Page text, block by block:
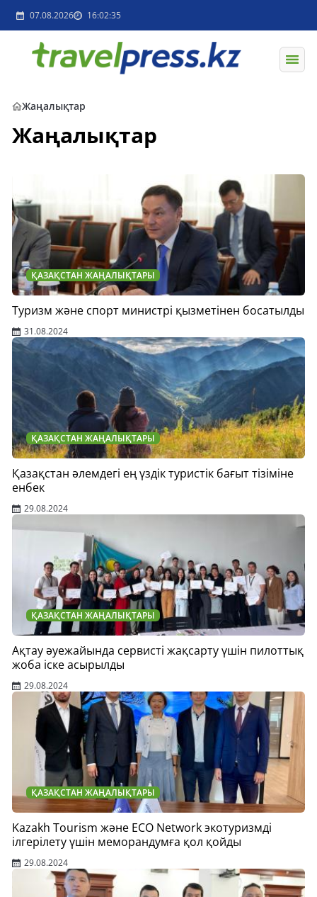
07.08.2026 16:02:35
Жаңалықтар
Жаңалықтар
ҚАЗАҚСТАН ЖАҢАЛЫҚТАРЫ
Туризм және спорт министрі қызметінен босатылды
31.08.2024
ҚАЗАҚСТАН ЖАҢАЛЫҚТАРЫ
Қазақстан әлемдегі ең үздік туристік бағыт тізіміне
енбек
29.08.2024
ҚАЗАҚСТАН ЖАҢАЛЫҚТАРЫ
Ақтау әуежайында сервисті жақсарту үшін пилоттық
жоба іске асырылды
29.08.2024
ҚАЗАҚСТАН ЖАҢАЛЫҚТАРЫ
Kazakh Tourism және ECO Network экотуризмді
ілгерілету үшін меморандумға қол қойды
29.08.2024